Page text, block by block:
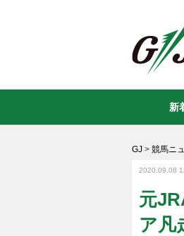
GJ > 競馬ニ
2020.09.08
元
ア凡
新